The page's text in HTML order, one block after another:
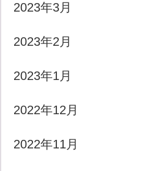
2023年3月
2023年2月
2023年1月
2022年12月
2022年11月